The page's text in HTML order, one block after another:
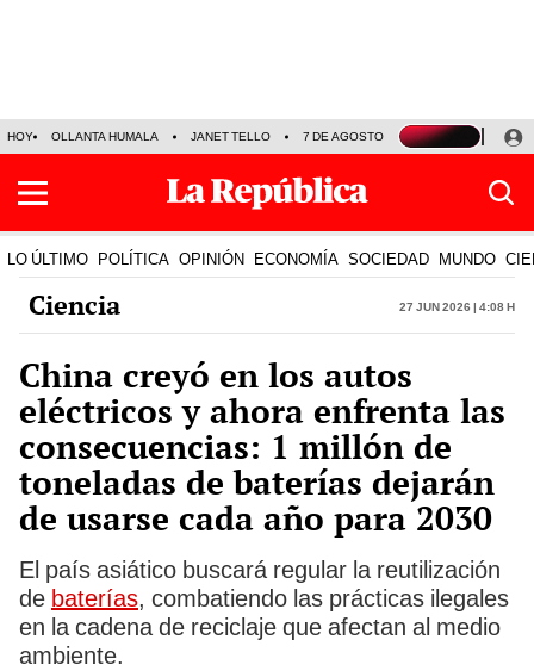
HOY OLLANTA HUMALA JANET TELLO 7 DE AGOSTO TINKA RESULTADOS
LO ÚLTIMO POLÍTICA OPINIÓN ECONOMÍA SOCIEDAD MUNDO
Ciencia 27 Jun 2026 | 4:08 h
China creyó en los autos
eléctricos y ahora enfrenta las
consecuencias: 1 millón de
toneladas de baterías dejarán
de usarse cada año para 2030
El país asiático buscará regular la reutilización
de baterías, combatiendo las prácticas ilegales
en la cadena de reciclaje que afectan al medio
ambiente.